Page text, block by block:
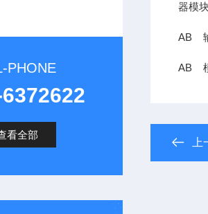
PHONE
看全部
器模
AB
AB